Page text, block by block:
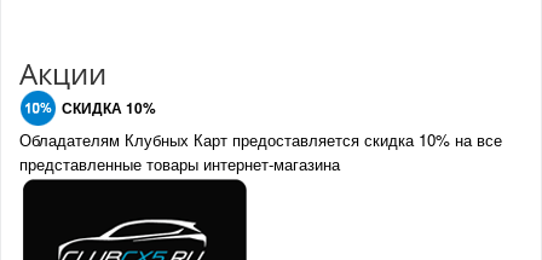
Акции
СКИДКА 10%
Обладателям Клубных Карт предоставляется скидка 10% на все
представленные товары интернет-магазина